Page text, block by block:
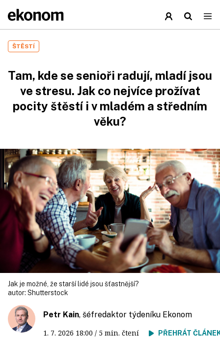
ŠTĚSTÍ
Tam, kde se senioři radují, mladí jsou
ve stresu. Jak co nejvíce prožívat
pocity štěstí i v mladém a středním
věku?
Jak je možné, že starší lidé jsou šťastnější?
autor: Shutterstock
Petr Kain, šéfredaktor týdeníku Ekonom
1. 7. 2026 18:00 / 5 min. čtení PŘEHRÁT